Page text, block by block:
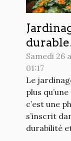
durable
un
Samedi 26
01:17
Le
plus
c’est une
s’inscrit
durabilité